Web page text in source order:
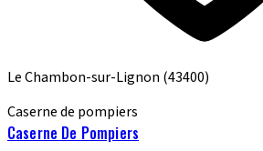
Le Chambon-sur-Lignon (43400)
Caserne de pompiers
Caserne De Pompiers